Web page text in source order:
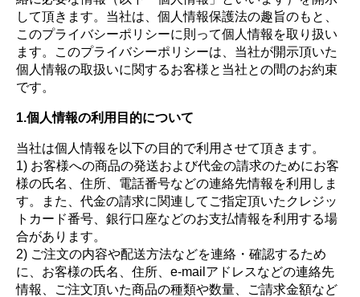
して頂きます。当社は、個人情報保護法の趣旨のもと、
このプライバシーポリシーに則って個人情報を取り扱い
ます。このプライバシーポリシーは、当社が開示頂いた
個人情報の取扱いに関するお客様と当社との間のお約束
です。
1.個人情報の利用目的について
当社は個人情報を以下の目的で利用させて頂きます。
1) お客様への商品の発送および代金の請求のためにお客
様の氏名、住所、電話番号などの連絡先情報を利用しま
す。また、代金の請求に関連してご指定頂いたクレジッ
トカード番号、銀行口座などのお支払情報を利用する場
合があります。
2) ご注文の内容や配送方法などを連絡・確認するため
に、お客様の氏名、住所、e-mailアドレスなどの連絡先
情報、ご注文頂いた商品の種類や数量、ご請求金額など